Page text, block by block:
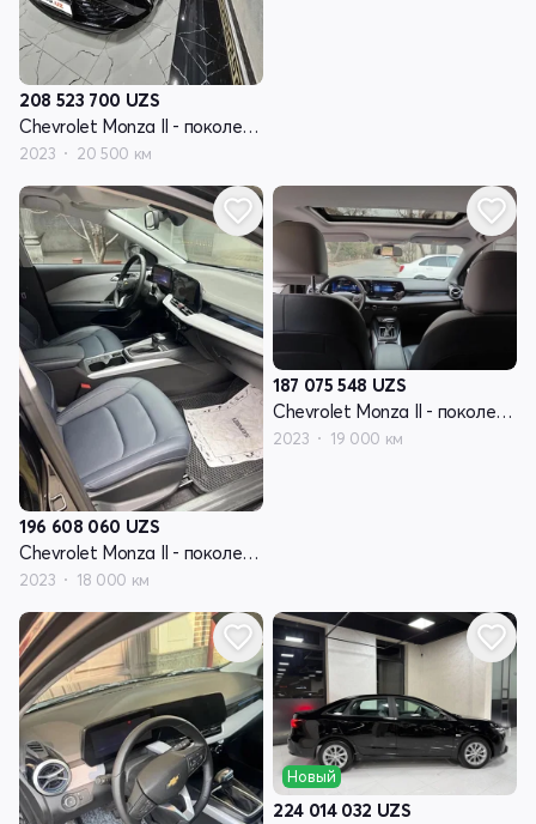
208 523 700 UZS
Chevrolet Monza II - поколение рестайлинг
2023 20 500 км
196 608 060 UZS
Chevrolet Monza II - поколение рестайлинг
2023 18 000 км
187 075 548 UZS
Chevrolet Monza II - поколение рестайлинг
2023 19 000 км
Новый
224 014 032 UZS